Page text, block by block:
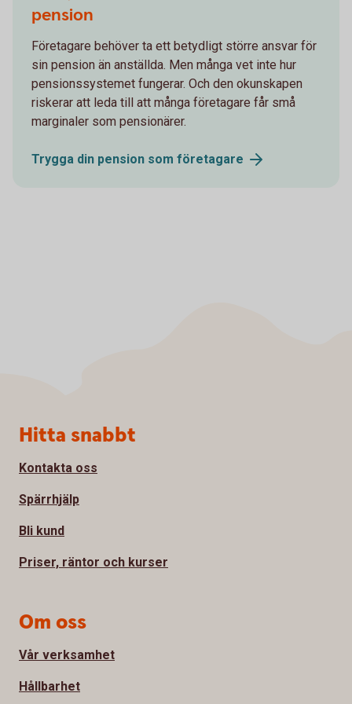
pension
Företagare behöver ta ett betydligt större ansvar för
sin pension än anställda. Men många vet inte hur
pensionssystemet fungerar. Och den okunskapen
riskerar att leda till att många företagare får små
marginaler som pensionärer.
Trygga din pension som företagare
Sidfot
Hitta snabbt
Kontakta oss
Spärrhjälp
Bli kund
Priser, räntor och kurser
Om oss
Vår verksamhet
Hållbarhet